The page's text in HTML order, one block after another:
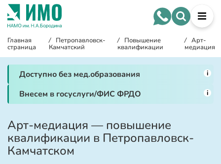
Главная
страница
/ Петропавловск-
Камчатский
/ Повышение
квалификации
/ Арт-
медиация
Доступно без мед.образования i
Внесем в госуслуги/ФИС ФРДО i
Арт-медиация — повышение
квалификации в Петропавловск-
Камчатском